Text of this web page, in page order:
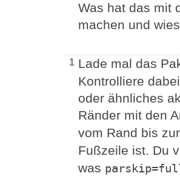
Was hat das mit
machen und
1 Lade mal das
Kontrolliere
oder ähnliches
Ränder mit den
vom Rand bis
Fußzeile ist. Du
was